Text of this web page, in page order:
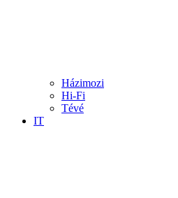
Házimozi
Hi-Fi
Tévé
IT